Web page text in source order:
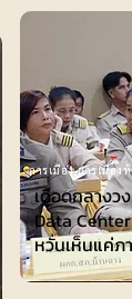
เดือดกลางว
Data
หวั่นเห็นแค่ภ
การเมือง-การเมือง